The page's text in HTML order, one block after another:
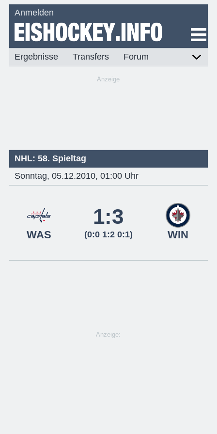
Anmelden
Ergebnisse Transfers Forum
Anzeige
NHL: 58. Spieltag
Sonntag, 05.12.2010, 01:00 Uhr
WAS
1:3
(0:0 1:2 0:1) WIN
Anzeige: